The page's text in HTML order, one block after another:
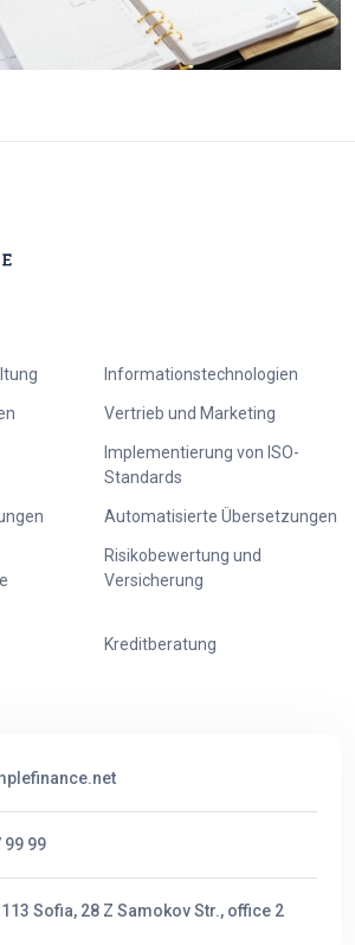
Informationstechnologien
Vertrieb und Marketing
Implementierung von ISO-
Standards
Automatisierte Übersetzungen
Risikobewertung und
Versicherung
Kreditberatung
99 99
Sofia, 28 Z Samokov Str., office 2